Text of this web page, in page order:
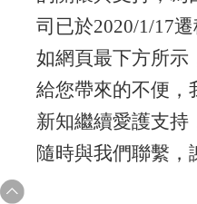
司已於2020/1/17
如網頁最下方所示
給您帶來的不便，
新知繼續愛護支持
隨時與我們聯繫，